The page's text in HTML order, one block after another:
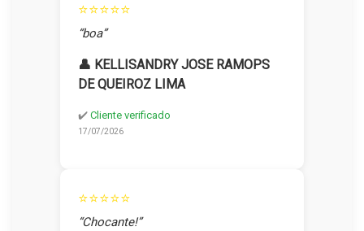
⭐⭐⭐⭐⭐
“boa”
👤 KELLISANDRY JOSE RAMOPS
DE QUEIROZ LIMA
✔️ Cliente verificado
17/07/2026
⭐⭐⭐⭐⭐
“Chocante!”